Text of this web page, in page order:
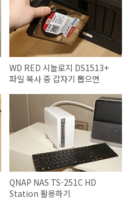
WD RED 시놀로지 DS1513+
파일 복사 중 갑자기 뽑으면
QNAP NAS TS-251C HD
Station 활용하기